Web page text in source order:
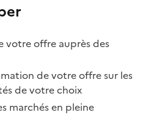
votre offre auprès des
de votre offre sur les
de votre choix
marchés en pleine